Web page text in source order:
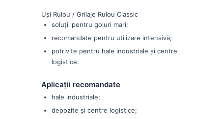
Uși Rulou / Grilaje Rulou Classic
soluții pentru goluri mari;
recomandate pentru utilizare intensivă;
potrivite pentru hale industriale și centre
logistice.
Aplicații recomandate
hale industriale;
depozite și centre logistice;